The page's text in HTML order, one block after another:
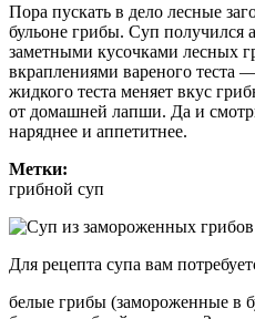
Пора пускать в дело лесные
бульоне грибы. Суп получился
заметными кусочками лесных
вкраплениями вареного теста
жидкого теста меняет вкус
от домашней лапши. Да и
наряднее и аппетитнее.
Метки:
грибной суп
Для рецепта супа вам
белые грибы (замороженные в